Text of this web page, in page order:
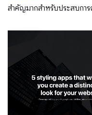
สำคัญมากสำหรับประสบกา